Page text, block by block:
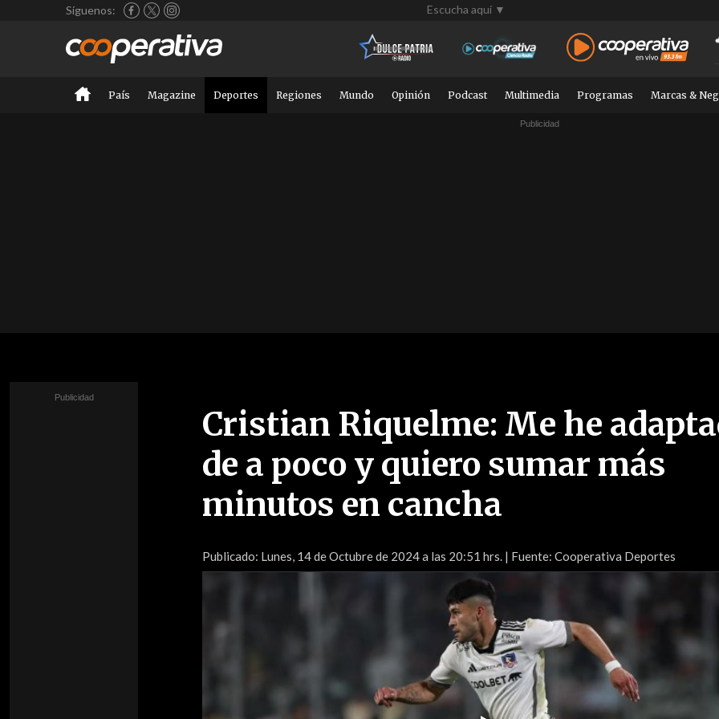
Síguenos: Escucha aquí ▼
País Magazine Deportes Regiones Mundo Opinión Podcast Multimedia Programas Marcas &
Cristian Riquelme: Me he
de a poco y quiero sumar más
minutos en cancha
Publicado: Lunes, 14 de Octubre de 2024 a las 20:51 hrs. | Fuente: Cooperativa Deportes